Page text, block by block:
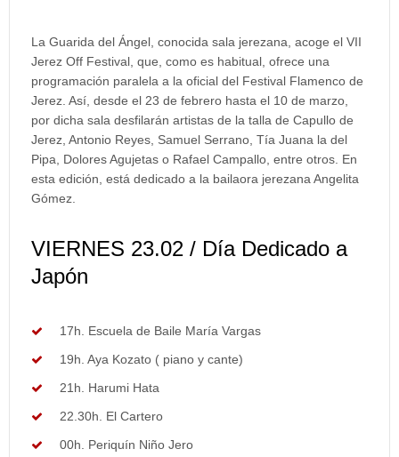
La Guarida del Ángel, conocida sala jerezana, acoge el VII
Jerez Off Festival, que, como es habitual, ofrece una
programación paralela a la oficial del Festival Flamenco de
Jerez. Así, desde el 23 de febrero hasta el 10 de marzo,
por dicha sala desfilarán artistas de la talla de Capullo de
Jerez, Antonio Reyes, Samuel Serrano, Tía Juana la del
Pipa, Dolores Agujetas o Rafael Campallo, entre otros. En
esta edición, está dedicado a la bailaora jerezana Angelita
Gómez.
VIERNES 23.02 / Día Dedicado a
Japón
17h. Escuela de Baile María Vargas
19h. Aya Kozato ( piano y cante)
21h. Harumi Hata
22.30h. El Cartero
00h. Periquín Niño Jero